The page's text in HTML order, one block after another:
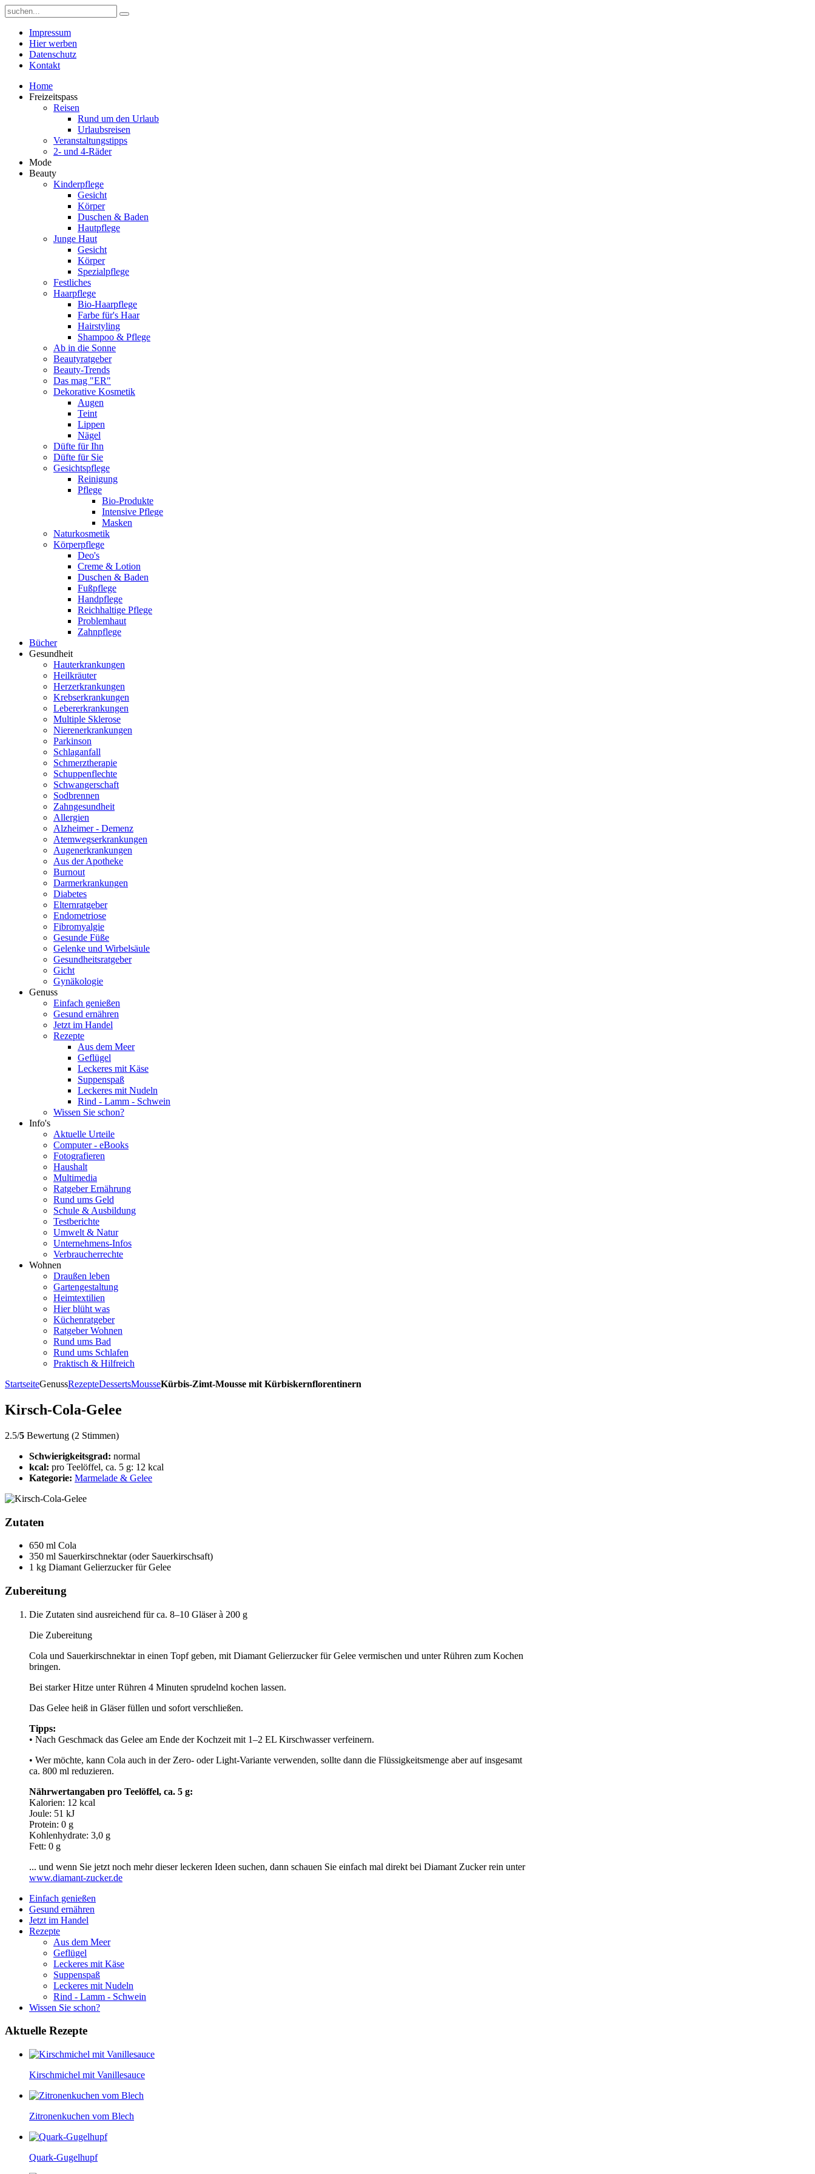
Impressum
Hier werben
Datenschutz
Kontakt
Home
Freizeitspass
Reisen
Rund um den Urlaub
Urlaubsreisen
Veranstaltungstipps
2- und 4-Räder
Mode
Beauty
Kinderpflege
Gesicht
Körper
Duschen & Baden
Hautpflege
Junge Haut
Gesicht
Körper
Spezialpflege
Festliches
Haarpflege
Bio-Haarpflege
Farbe für's Haar
Hairstyling
Shampoo & Pflege
Ab in die Sonne
Beautyratgeber
Beauty-Trends
Das mag "ER"
Dekorative Kosmetik
Augen
Teint
Lippen
Nägel
Düfte für Ihn
Düfte für Sie
Gesichtspflege
Reinigung
Pflege
Bio-Produkte
Intensive Pflege
Masken
Naturkosmetik
Körperpflege
Deo's
Creme & Lotion
Duschen & Baden
Fußpflege
Handpflege
Reichhaltige Pflege
Problemhaut
Zahnpflege
Bücher
Gesundheit
Hauterkrankungen
Heilkräuter
Herzerkrankungen
Krebserkrankungen
Lebererkrankungen
Multiple Sklerose
Nierenerkrankungen
Parkinson
Schlaganfall
Schmerztherapie
Schuppenflechte
Schwangerschaft
Sodbrennen
Zahngesundheit
Allergien
Alzheimer - Demenz
Atemwegserkrankungen
Augenerkrankungen
Aus der Apotheke
Burnout
Darmerkrankungen
Diabetes
Elternratgeber
Endometriose
Fibromyalgie
Gesunde Füße
Gelenke und Wirbelsäule
Gesundheitsratgeber
Gicht
Gynäkologie
Genuss
Einfach genießen
Gesund ernähren
Jetzt im Handel
Rezepte
Aus dem Meer
Geflügel
Leckeres mit Käse
Suppenspaß
Leckeres mit Nudeln
Rind - Lamm - Schwein
Wissen Sie schon?
Info's
Aktuelle Urteile
Computer - eBooks
Fotografieren
Haushalt
Multimedia
Ratgeber Ernährung
Rund ums Geld
Schule & Ausbildung
Testberichte
Umwelt & Natur
Unternehmens-Infos
Verbraucherrechte
Wohnen
Draußen leben
Gartengestaltung
Heimtextilien
Hier blüht was
Küchenratgeber
Ratgeber Wohnen
Rund ums Bad
Rund ums Schlafen
Praktisch & Hilfreich
StartseiteGenussRezepteDessertsMousseKürbis-Zimt-Mousse mit Kürbiskernflorentinern
Kirsch-Cola-Gelee
2.5/5 Bewertung (2 Stimmen)
Schwierigkeitsgrad: normal
kcal: pro Teelöffel, ca. 5 g: 12 kcal
Kategorie: Marmelade & Gelee
Zutaten
650 ml Cola
350 ml Sauerkirschnektar (oder Sauerkirschsaft)
1 kg Diamant Gelierzucker für Gelee
Zubereitung
Die Zutaten sind ausreichend für ca. 8–10 Gläser à 200 g
Die Zubereitung
Cola und Sauerkirschnektar in einen Topf geben, mit Diamant Gelierzucker für Gelee vermischen und unter Rühren zum Kochen
bringen.
Bei starker Hitze unter Rühren 4 Minuten sprudelnd kochen lassen.
Das Gelee heiß in Gläser füllen und sofort verschließen.
Tipps:
• Nach Geschmack das Gelee am Ende der Kochzeit mit 1–2 EL Kirschwasser verfeinern.
• Wer möchte, kann Cola auch in der Zero- oder Light-Variante verwenden, sollte dann die Flüssigkeitsmenge aber auf insgesamt
ca. 800 ml reduzieren.
Nährwertangaben pro Teelöffel, ca. 5 g:
Kalorien: 12 kcal
Joule: 51 kJ
Protein: 0 g
Kohlenhydrate: 3,0 g
Fett: 0 g
... und wenn Sie jetzt noch mehr dieser leckeren Ideen suchen, dann schauen Sie einfach mal direkt bei Diamant Zucker rein unter
www.diamant-zucker.de
Einfach genießen
Gesund ernähren
Jetzt im Handel
Rezepte
Aus dem Meer
Geflügel
Leckeres mit Käse
Suppenspaß
Leckeres mit Nudeln
Rind - Lamm - Schwein
Wissen Sie schon?
Aktuelle Rezepte
Kirschmichel mit Vanillesauce
Zitronenkuchen vom Blech
Quark-Gugelhupf